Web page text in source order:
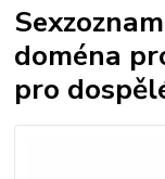
doména
pro